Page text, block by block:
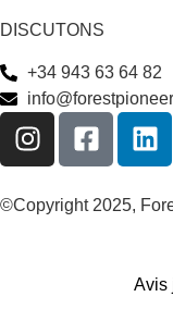
DISCUTONS
+34 943 63 64 82
©Copyright 2025,
Avis